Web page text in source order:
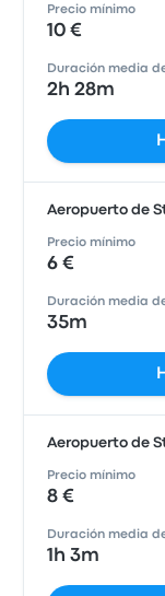
Precio mínimo
10 €
Duración media
2h 28m
Aeropuerto de
Precio mínimo
6 €
Duración media
35m
Aeropuerto de
Precio mínimo
8 €
Duración media
1h 3m